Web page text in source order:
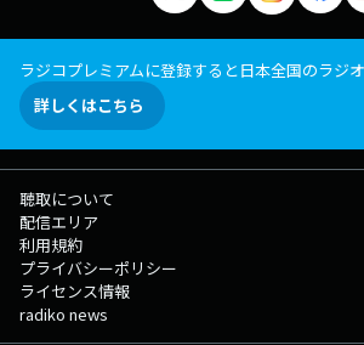
ラジコプレミアムに登録すると日本全国のラジ
詳しくはこちら
聴取について
配信エリア
利用規約
プライバシーポリシー
ライセンス情報
radiko news